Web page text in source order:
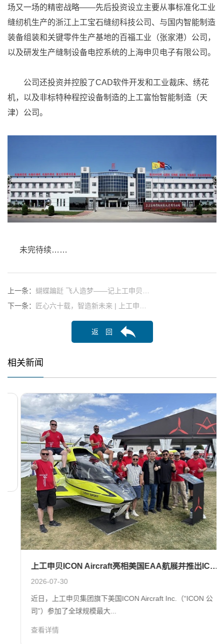
场又一场的精密战略——先后投资设立主要从事标准化工业
缝纫机生产的浙江上工宝石缝纫科技公司、与国内智能制造
装备组装和关键零件生产基地的百福工业（张家港）公司，
以及研发生产缝制设备电控系统的上海申贝电子有限公司。
公司还投资并控股了CAD软件开发和工业裁床、绣花
机，以及非标特种程控设备制造的上工富怡智能制造（天
津）公司。
未完待续……
上一条： 蝴蝶蹁跹 飞人造梦——记上工申贝…
下一条：
匠心六十载，智造新未来 | 上工申…
返 回
相关新闻
上工申贝ICON Aircraft亮相美国EAA航展并推出ICON Sense：水陆两栖飞行安全的重大突破
2026-07-30
近日，上工申贝集团旗下美国ICON Aircraft Inc.（“ICON 公
司”）参加了全球规模最大...
查看详情